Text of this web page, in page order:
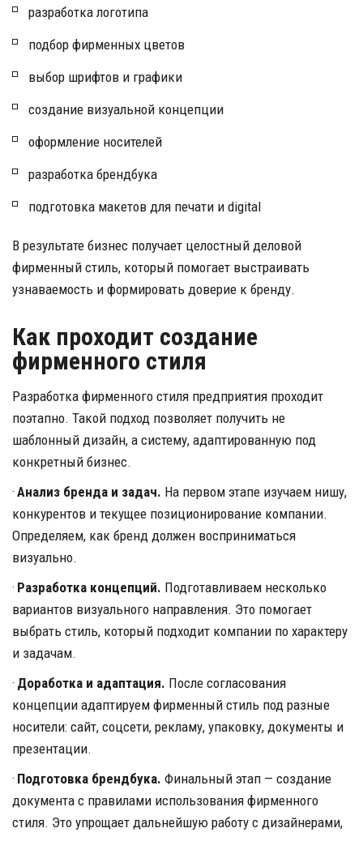
разработка логотипа
подбор фирменных цветов
выбор шрифтов и графики
создание визуальной концепции
оформление носителей
разработка брендбука
подготовка макетов для печати и digital
В результате бизнес получает целостный деловой
фирменный стиль, который помогает выстраивать
узнаваемость и формировать доверие к бренду.
Как проходит создание
фирменного стиля
Разработка фирменного стиля предприятия проходит
поэтапно. Такой подход позволяет получить не
шаблонный дизайн, а систему, адаптированную под
конкретный бизнес.
· Анализ бренда и задач. На первом этапе изучаем нишу,
конкурентов и текущее позиционирование компании.
Определяем, как бренд должен восприниматься
визуально.
· Разработка концепций. Подготавливаем несколько
вариантов визуального направления. Это помогает
выбрать стиль, который подходит компании по характеру
и задачам.
· Доработка и адаптация. После согласования
концепции адаптируем фирменный стиль под разные
носители: сайт, соцсети, рекламу, упаковку, документы и
презентации.
· Подготовка брендбука. Финальный этап — создание
документа с правилами использования фирменного
стиля. Это упрощает дальнейшую работу с дизайнерами,